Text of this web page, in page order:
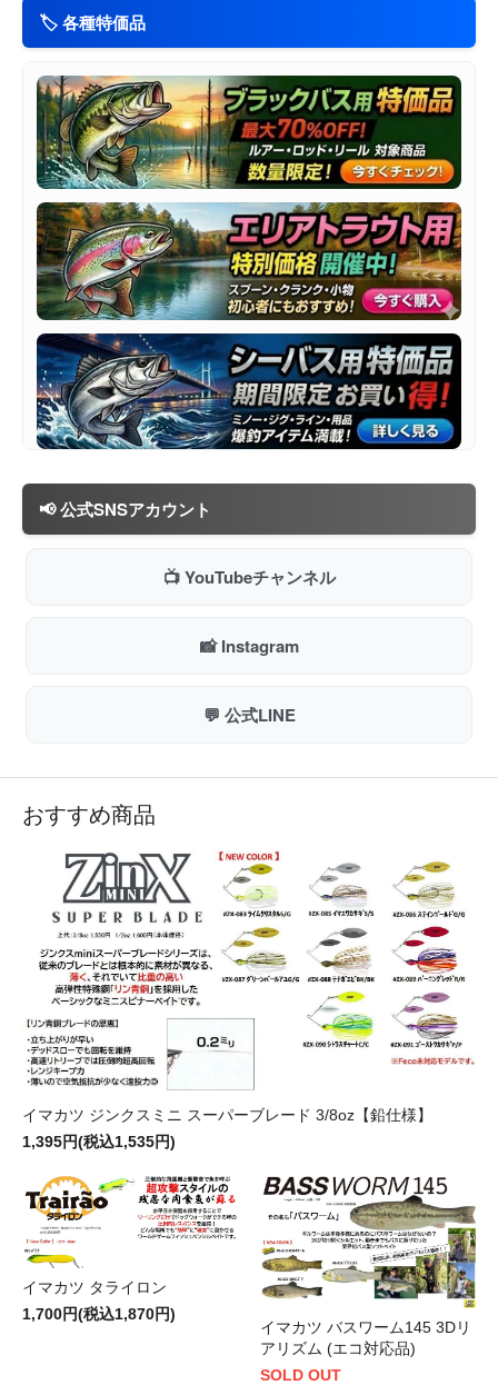
📅 2026/08/01 更新
入荷 コアマン VJ-10 バイブレーションジグヘッド
入荷
ムカイフィッシング バックストローク55S【谷山
オリジナルカラー】
📅 2026/08/01 更新
入荷 マドタチ ソフトハニタスクランク 3インチ
入荷
マドタチ ソフトハニタスクランク3 スペアパーツ
IN1.2(プレート)
再入荷 ラパラ エアーオグル 70SLM
中古入荷
【中古 本体のみ】ダイワ 18イグジスト
LT4000-CXH（メーカーオーバーホール済み）
中古入荷
【中古 本体のみ】ダイワ 20タトゥーラSV TW
103XHL（カスタム品）
イマカツ タライロン
イマカツ バスワーム145 3Dリアリズム (エコ対応
入荷
イマカツ ジンクスミニ スーパーブレード 3/8o【鉛
📅 2026/07/29 更新
入荷 OSP フラッターチューブ 2.5インチ
再入荷 OSP ドライブホッグSW 2.5インチ
📅 2026/07/29 更新
フルクリップ ファーストフリップ 15V2
再入荷
ロデオクラフト フォーナインマイスター グレイ
📅 2026/07/25 更新
中古入荷
【中古】ロデオクラフト ツーナインプラス チョ
コバナナ 52ML-B
【中古】レジットデザイン スクアド ボートシー
🏷️ 各種特価品
📢 公式SNSアカウント
📺 YouTubeチャンネル
📸 Instagram
💬 公式LINE
おすすめ商品
イマカツ ジンクスミニ スーパーブレード 3/8oz【鉛仕様】
1,395円(税込1,535円)
イマカツ タライロン
1,700円(税込1,870円)
イマカツ バスワーム145 3Dリ
アリズム (エコ対応品)
SOLD OUT